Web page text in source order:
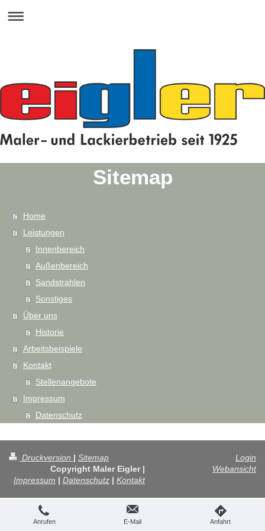
Sitemap
Home
Leistungen
Innenbereich
Außenbereich
Sandstrahlen
Sonstiges
Über uns
Historie
Arbeitsbeispiele
Kontakt
Stellenangebote
Impressum
Datenschutz
Druckversion | Sitemap
Copyright Maler Eigler |
Impressum | Datenschutz| Kontakt
Login
Webansicht
Anrufen E-Mail Anfahrt